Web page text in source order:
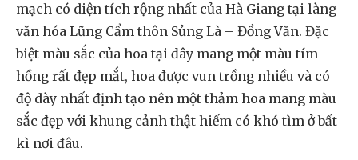
mạch có diện tích rộng nhất của Hà Giang tại làng
văn hóa Lũng Cẩm thôn Sủng Là – Đồng Văn. Đặc
biệt màu sắc của hoa tại đây mang một màu tím
hồng rất đẹp mắt, hoa được vun trồng nhiều và có
độ dày nhất định tạo nên một thảm hoa mang màu
sắc đẹp với khung cảnh thật hiếm có khó tìm ở bất
kì nơi đâu.